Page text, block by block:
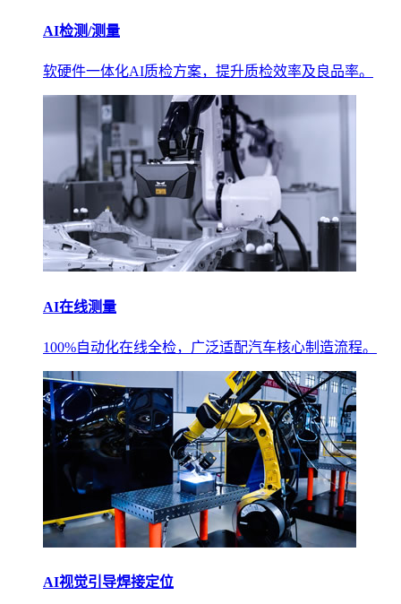
AI检测/测量
软硬件一体化AI质检方案，提升质检效率及良品率。
AI在线测量
100%自动化在线全检，广泛适配汽车核心制造流程。
AI视觉引导焊接定位